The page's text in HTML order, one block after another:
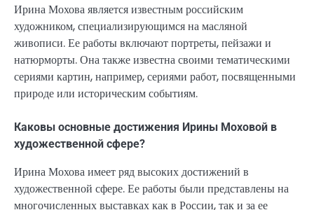
Ирина Мохова является известным российским
художником, специализирующимся на масляной
живописи. Ее работы включают портреты, пейзажи и
натюрморты. Она также известна своими тематическими
сериями картин, например, сериями работ, посвященными
природе или историческим событиям.
Каковы основные достижения Ирины Моховой в
художественной сфере?
Ирина Мохова имеет ряд высоких достижений в
художественной сфере. Ее работы были представлены на
многочисленных выставках как в России, так и за ее